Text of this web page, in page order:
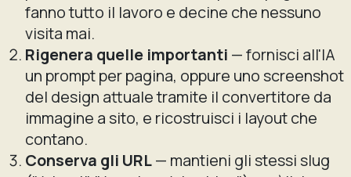
fanno tutto il lavoro e decine che nessuno
visita mai.
Rigenera quelle importanti — fornisci all'IA
un prompt per pagina, oppure uno screenshot
del design attuale tramite il convertitore da
immagine a sito, e ricostruisci i layout che
contano.
Conserva gli URL— mantieni gli stessi slug